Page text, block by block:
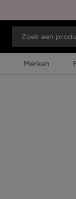
Merken